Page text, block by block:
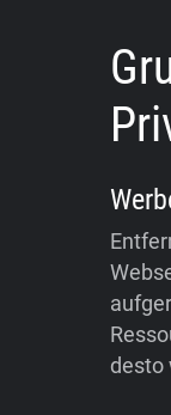
desto